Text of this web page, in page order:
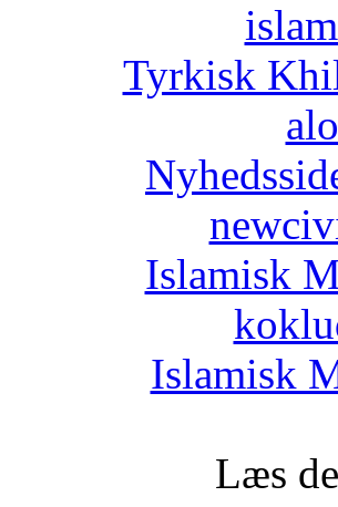
Tyrkisk
Islamisk
Islamisk
Læs